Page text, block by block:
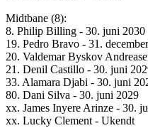
Midtbane (8):
8. Philip Billing - 30. juni 2030
19. Pedro Bravo - 31.
20. Valdemar Byskov
21. Denil Castillo - 30. juni
33. Alamara Djabi - 30. juni
80. Dani Silva - 30. juni 2029
xx. James Inyere Arinze - 30.
xx. Lucky Clement - Ukendt